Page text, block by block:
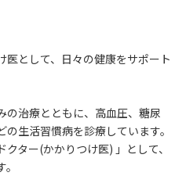
として、日々の健康をサポート
の治療とともに、高血圧、糖尿
生活習慣病を診療しています。
ター(かかりつけ医) 」として、